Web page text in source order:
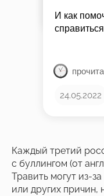
24.05.2022
И как
справиться
Каждый третий
с буллингом (от
Травить могут из-
или других причин,